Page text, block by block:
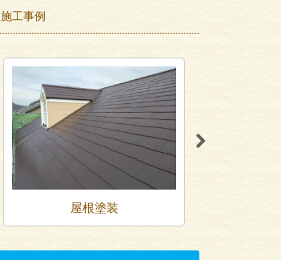
施工事例
屋根塗装